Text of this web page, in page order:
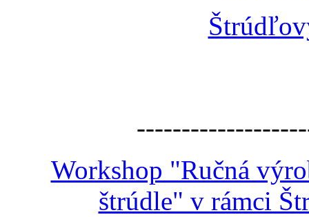
Workshop "Ručná
štrúdle" v rámci